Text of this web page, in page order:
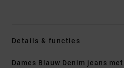
Details & functies
Dames Blauw Denim jeans